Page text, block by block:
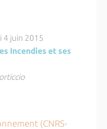
4 juin 2015
Incendies et ses
(CNRS-